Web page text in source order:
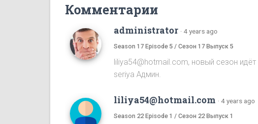
Комментарии
administrator · 4 years ago
Season 17 Episode 5 / Сезон 17 Выпуск 5
liliya54@hotmail.com, новый сезон
seriya Админ.
liliya54@hotmail.com · 4 years ago
Season 22 Episode 1 / Сезон 22 Выпуск 1